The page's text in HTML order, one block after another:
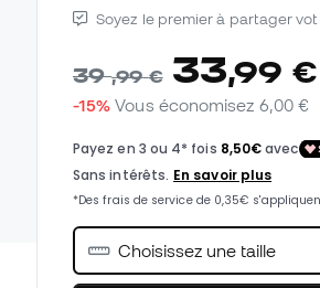
Soyez le premier à partager
39,99 € 33,99 €
-15% Vous économisez 6,00 €
Choisissez une taille